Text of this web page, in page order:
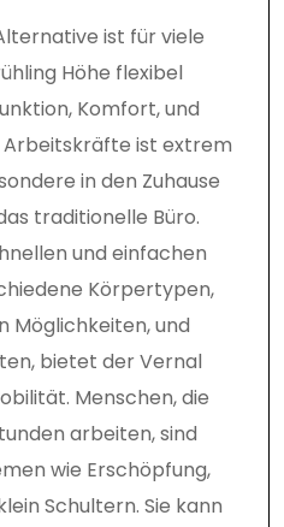
ist für viele
Höhe flexibel
Komfort, und
Arbeitskräfte ist extrem
in den Zuhause
traditionelle Büro.
und einfachen
Körpertypen,
Möglichkeiten, und
bietet der Vernal
Menschen, die
arbeiten, sind
wie Erschöpfung,
Schultern. Sie kann